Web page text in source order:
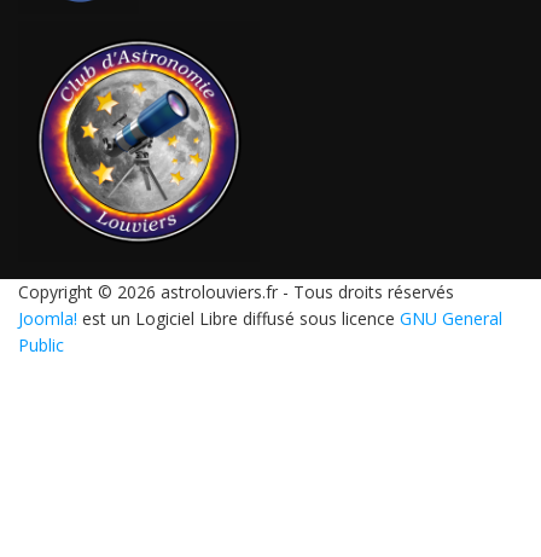
Copyright © 2026 astrolouviers.fr - Tous droits réservés
Joomla! est un Logiciel Libre diffusé sous licence GNU General
Public